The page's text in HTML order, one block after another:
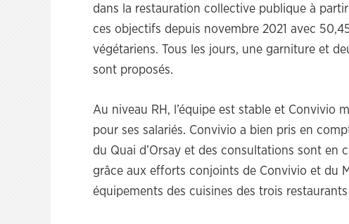
dans la restauration collective publique à
ces objectifs depuis novembre 2021 avec
végétariens. Tous les jours, une garniture et
sont proposés.
Au niveau RH, l’équipe est stable et Convivio
pour ses salariés. Convivio a bien pris en
du Quai d’Orsay et des consultations sont en
grâce aux efforts conjoints de Convivio et du
équipements des cuisines des trois